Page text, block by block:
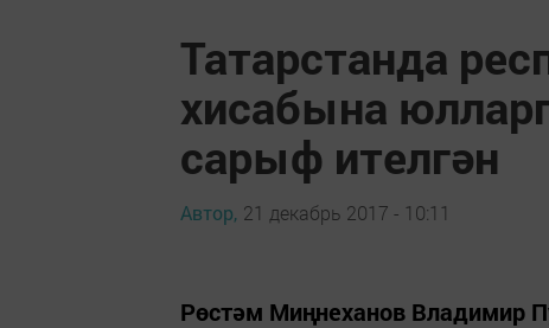
Татарстанда
хисабына
сарыф ителгән
Автор, 21 декабрь 2017 - 10:11
Рөстәм Миңнеханов Владимир